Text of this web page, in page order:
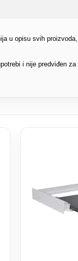
u opisu svih
i nije predviđen